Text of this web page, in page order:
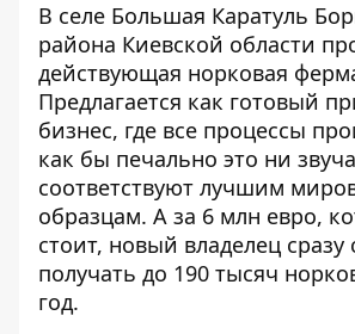
В селе Большая Каратуль
района Киевской области
действующая норковая
Предлагается как готовый
бизнес, где все процессы
как бы печально это ни
соответствуют лучшим
образцам. А за 6 млн евро,
стоит, новый владелец
получать до 190 тысяч
год.